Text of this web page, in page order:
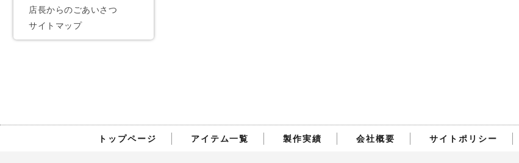
店長からのごあいさつ
サイトマップ
トップページ アイテム一覧 製作実績 会社概要 サイトポリシー